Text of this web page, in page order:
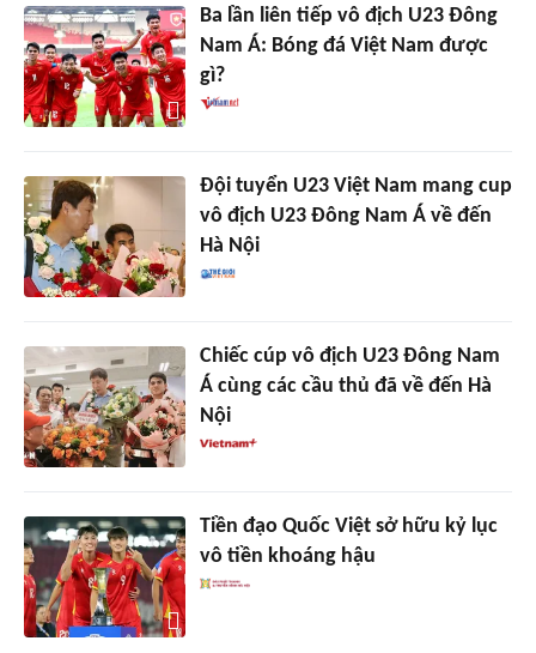
Ba lần liên tiếp vô địch U23 Đông
Nam Á: Bóng đá Việt Nam được
gì?
Đội tuyển U23 Việt Nam mang cup
vô địch U23 Đông Nam Á về đến
Hà Nội
Chiếc cúp vô địch U23 Đông Nam
Á cùng các cầu thủ đã về đến Hà
Nội
Tiền đạo Quốc Việt sở hữu kỷ lục
vô tiền khoáng hậu